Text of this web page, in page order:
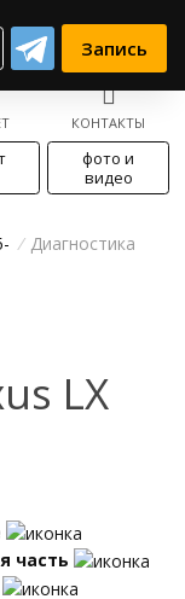
Запись
КОНТАКТЫ
фото и
видео
/ Диагностика
LX
часть